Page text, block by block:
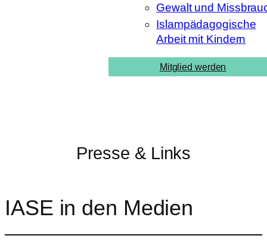
Gewalt und
Islampädagogische
Arbeit mit Kindern
Mitglied werden
Presse & Links
IASE in den Medien